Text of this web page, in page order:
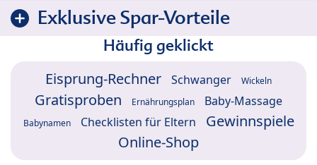
Exklusive Spar-Vorteile
Häufig geklickt
Eisprung-Rechner Schwanger Wickeln
Gratisproben Ernährungsplan Baby-Massage
Babynamen Checklisten für Eltern
Gewinnspiele
Online-Shop